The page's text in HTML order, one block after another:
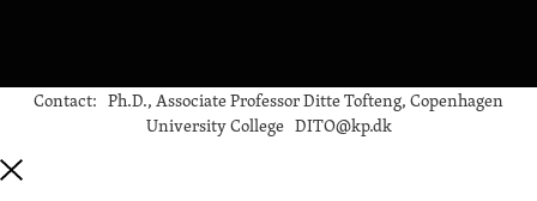
Contact: Ph.D., Associate Professor Ditte Tofteng, Copenhagen
University College DITO@kp.dk